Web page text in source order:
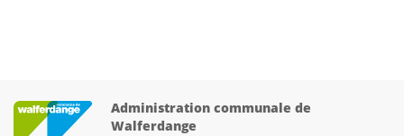
Administration communale de
Walferdange